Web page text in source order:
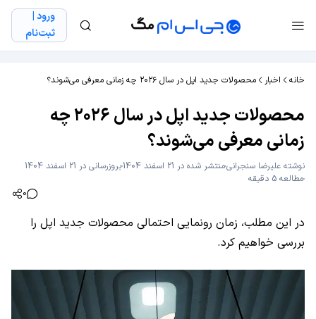
ورود |
ثبت‌نام
خانه اخبار محصولات جدید اپل در سال ۲۰۲۶ چه زمانی معرفی می‌شوند؟
محصولات جدید اپل در سال ۲۰۲۶ چه
زمانی معرفی می‌شوند؟
نوشته علیرضا سنجرانیمنتشر شده در 21 اسفند 1404
بروزرسانی در 21 اسفند 1404
مطالعه 5 دقیقه
0
در این مطلب، زمان رونمایی احتمالی محصولات جدید اپل را
بررسی خواهیم کرد.